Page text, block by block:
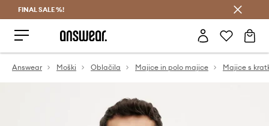
FINAL SALE %!
Answear Moški Oblačila Majice in polo majice Majice s